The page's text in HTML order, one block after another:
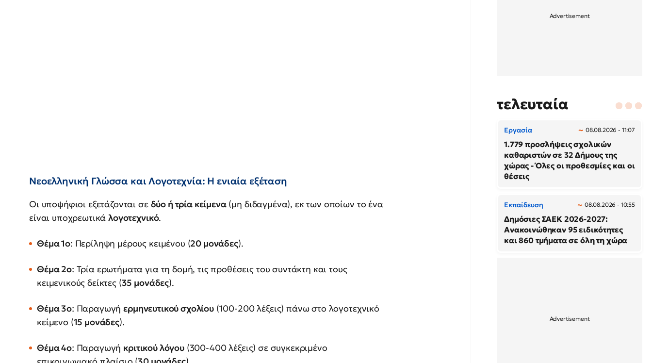
Νεοελληνική Γλώσσα και Λογοτεχνία: Η ενιαία εξέταση
Οι υποψήφιοι εξετάζονται σε δύο ή τρία κείμενα(μη διδαγμένα), εκ των οποίων το ένα
είναι υποχρεωτικάλογοτεχνικό.
Θέμα 1ο: Περίληψη μέρους κειμένου (20 μονάδες).
Θέμα 2ο: Τρία ερωτήματα για τη δομή, τις προθέσεις του συντάκτη και τους
κειμενικούς δείκτες (35 μονάδες).
Θέμα 3ο: Παραγωγήερμηνευτικού σχολίου(100-200 λέξεις) πάνω στο λογοτεχνικό
κείμενο (15 μονάδες).
Θέμα 4ο: Παραγωγή κριτικού λόγου(300-400 λέξεις) σε συγκεκριμένο
τελευταία
Εργασία 08.08.2026 - 11:07
1.779 προσλήψεις σχολικών
καθαριστών σε 32 Δήμους της
χώρας - Όλες οι προθεσμίες και οι
θέσεις
Εκπαίδευση 08.08.2026 - 10:55
Δημόσιες ΣΑΕΚ 2026-2027:
Ανακοινώθηκαν 95 ειδικότητες
και 860 τμήματα σε όλη τη χώρα